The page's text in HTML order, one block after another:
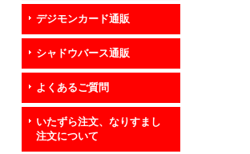
デジモンカード通販
シャドウバース通販
よくあるご質問
いたずら注文、なりすまし
注文について